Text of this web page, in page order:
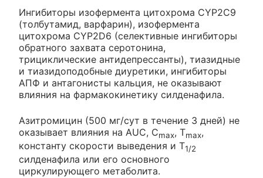
Ингибиторы изофермента цитохрома CYP2C9
(толбутамид, варфарин), изофермента
цитохрома CYP2D6 (селективные ингибиторы
обратного захвата серотонина,
трициклические антидепрессанты), тиазидные
и тиазидоподобные диуретики, ингибиторы
АПФ и антагонисты кальция, не оказывают
влияния на фармакокинетику силденафила.
Азитромицин (500 мг/сут в течение 3 дней) не
оказывает влияния на AUC, Cmax, Тmax,
константу скорости выведения и Т1/2
силденафила или его основного
циркулирующего метаболита.